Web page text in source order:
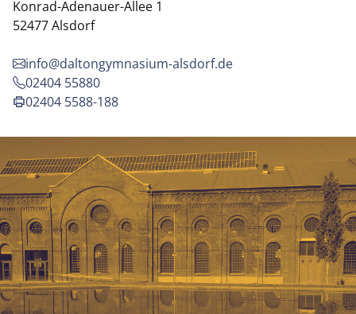
Konrad-Adenauer-Allee 1
52477 Alsdorf
info@daltongymnasium-alsdorf.de
02404 55880
02404 5588-188